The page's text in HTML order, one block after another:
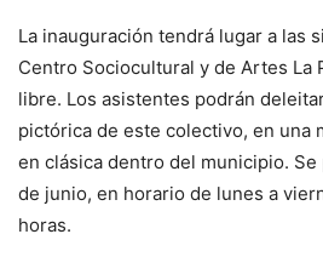
La inauguración tendrá lugar a las
Centro Sociocultural y de Artes La
libre. Los asistentes podrán
pictórica de este colectivo, en una
en clásica dentro del municipio.
de junio, en horario de lunes a
horas.